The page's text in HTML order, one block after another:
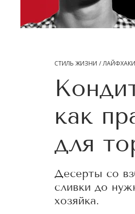
СТИЛЬ ЖИЗНИ ЛАЙФХАКИ
как
для
Десерты со
сливки до
хозяйка.